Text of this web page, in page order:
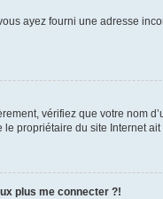
ayez fourni une adresse
vérifiez que votre nom
propriétaire du site Internet
plus me connecter ?!